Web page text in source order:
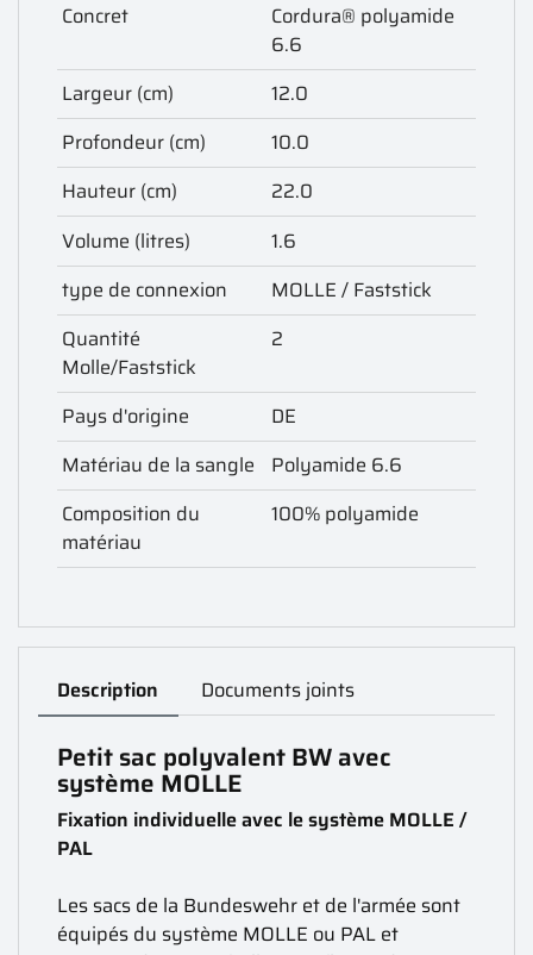
Concret
Cordura® polyamide
6.6
Largeur (cm)
12.0
Profondeur (cm)
10.0
Hauteur (cm)
22.0
Volume (litres)
1.6
type de connexion
MOLLE / Faststick
Quantité
Molle/Faststick
2
Pays d'origine
DE
Matériau de la sangle
Polyamide 6.6
Composition du
matériau
100% polyamide
Description Documents joints
Petit sac polyvalent BW avec
système MOLLE
Fixation individuelle avec le système MOLLE /
PAL
Les sacs de la Bundeswehr et de l'armée sont
équipés du système MOLLE ou PAL et